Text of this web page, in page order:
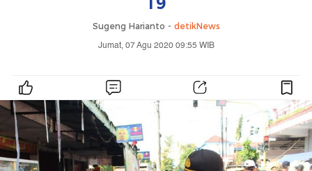
Sugeng Harianto - detikNews
Jumat, 07 Agu 2020 09:55 WIB